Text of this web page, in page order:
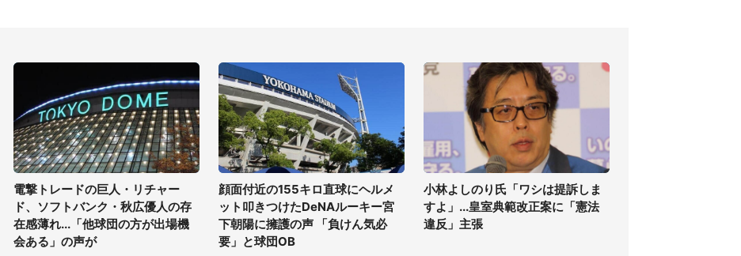
電撃トレードの巨人・リチャー
ド、ソフトバンク・秋広優人の存
在感薄れ...「他球団の方が出場機
会ある」の声が
顔面付近の155キロ直球にヘルメ
ット叩きつけたDeNAルーキー宮
下朝陽に擁護の声 「負けん気必
要」と球団OB
小林よしのり氏「ワシは提訴しま
すよ」...皇室典範改正案に「憲法
違反」主張